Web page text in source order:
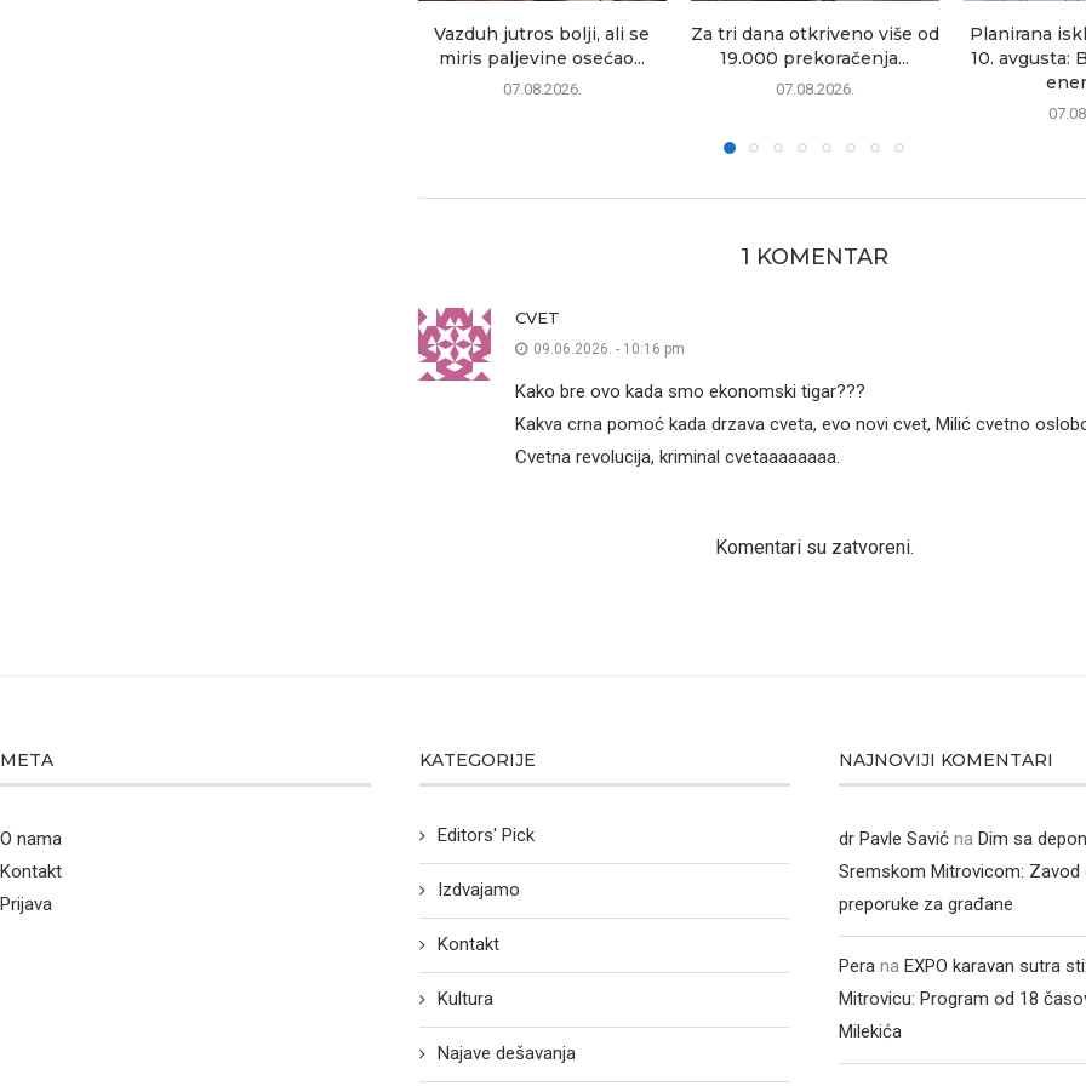
Vazduh jutros bolji, ali se
miris paljevine osećao...
07.08.2026.
Za tri dana otkriveno više od
19.000 prekoračenja...
07.08.2026.
Planirana
10. avgusta:
1 KOMENTAR
CVET
09.06.2026. - 10:16 pm
Kako bre ovo kada smo ekonomski tigar???
Kakva crna pomoć kada drzava cveta, evo novi cvet, Milić cvetno
Cvetna revolucija, kriminal cvetaaaaaaaa.
Komentari su zatvoreni.
META
O nama
Kontakt
Prijava
KATEGORIJE
Editors' Pick
Izdvajamo
Kontakt
Kultura
Najave dešavanja
NAJNOVIJI KOMENTARI
dr Pavle Savić naDim sa
Sremskom Mitrovicom: Zavod
preporuke za građane
Pera naEXPO karavan sutra
Mitrovicu: Program od 18
Milekića